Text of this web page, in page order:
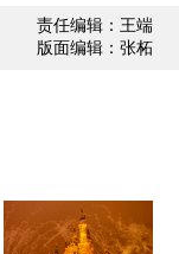
责任编辑：王端
版面编辑：张柘